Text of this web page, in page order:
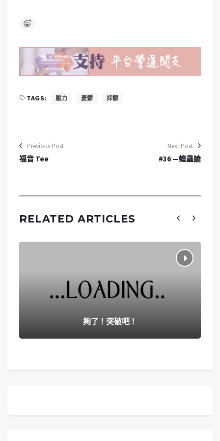
TAGS: 壓力 憂鬱 抑鬱
Previous Post
福音 Tee
Next Post
#36 —蝗蟲論
RELATED ARTICLES
夠了！突破吧！